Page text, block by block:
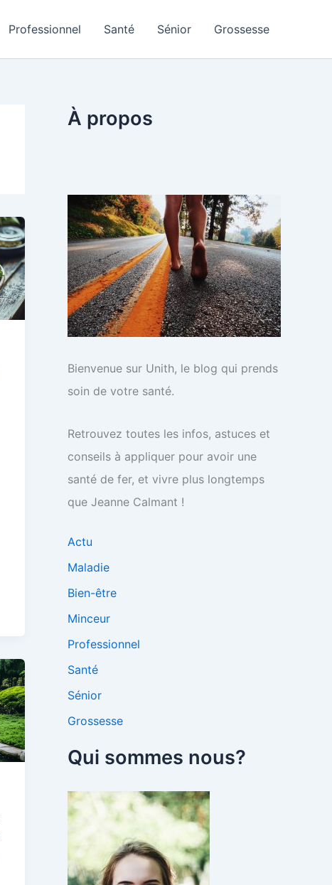
Professionnel Santé Sénior Grossesse
À propos
Bienvenue sur Unith, le blog qui prends
soin de votre santé.
Retrouvez toutes les infos, astuces et
conseils à appliquer pour avoir une
santé de fer, et vivre plus longtemps
que Jeanne Calmant !
Actu
Maladie
Bien-être
Minceur
Professionnel
Santé
Sénior
Grossesse
Qui sommes nous?